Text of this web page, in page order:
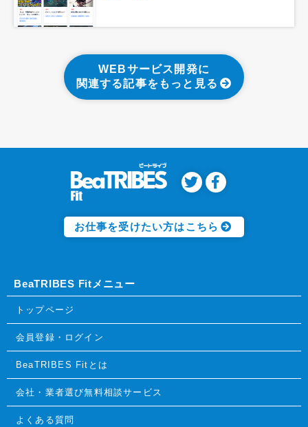
WEBサービス開発に
関連する記事をもっと見る
お仕事を受けたい方はこちら
BeaTRIBES Fitメニュー
トップページ
会員登録・ログイン
BeaTRIBES Fitとは
会社・業者選び無料相談サービス
よくある質問